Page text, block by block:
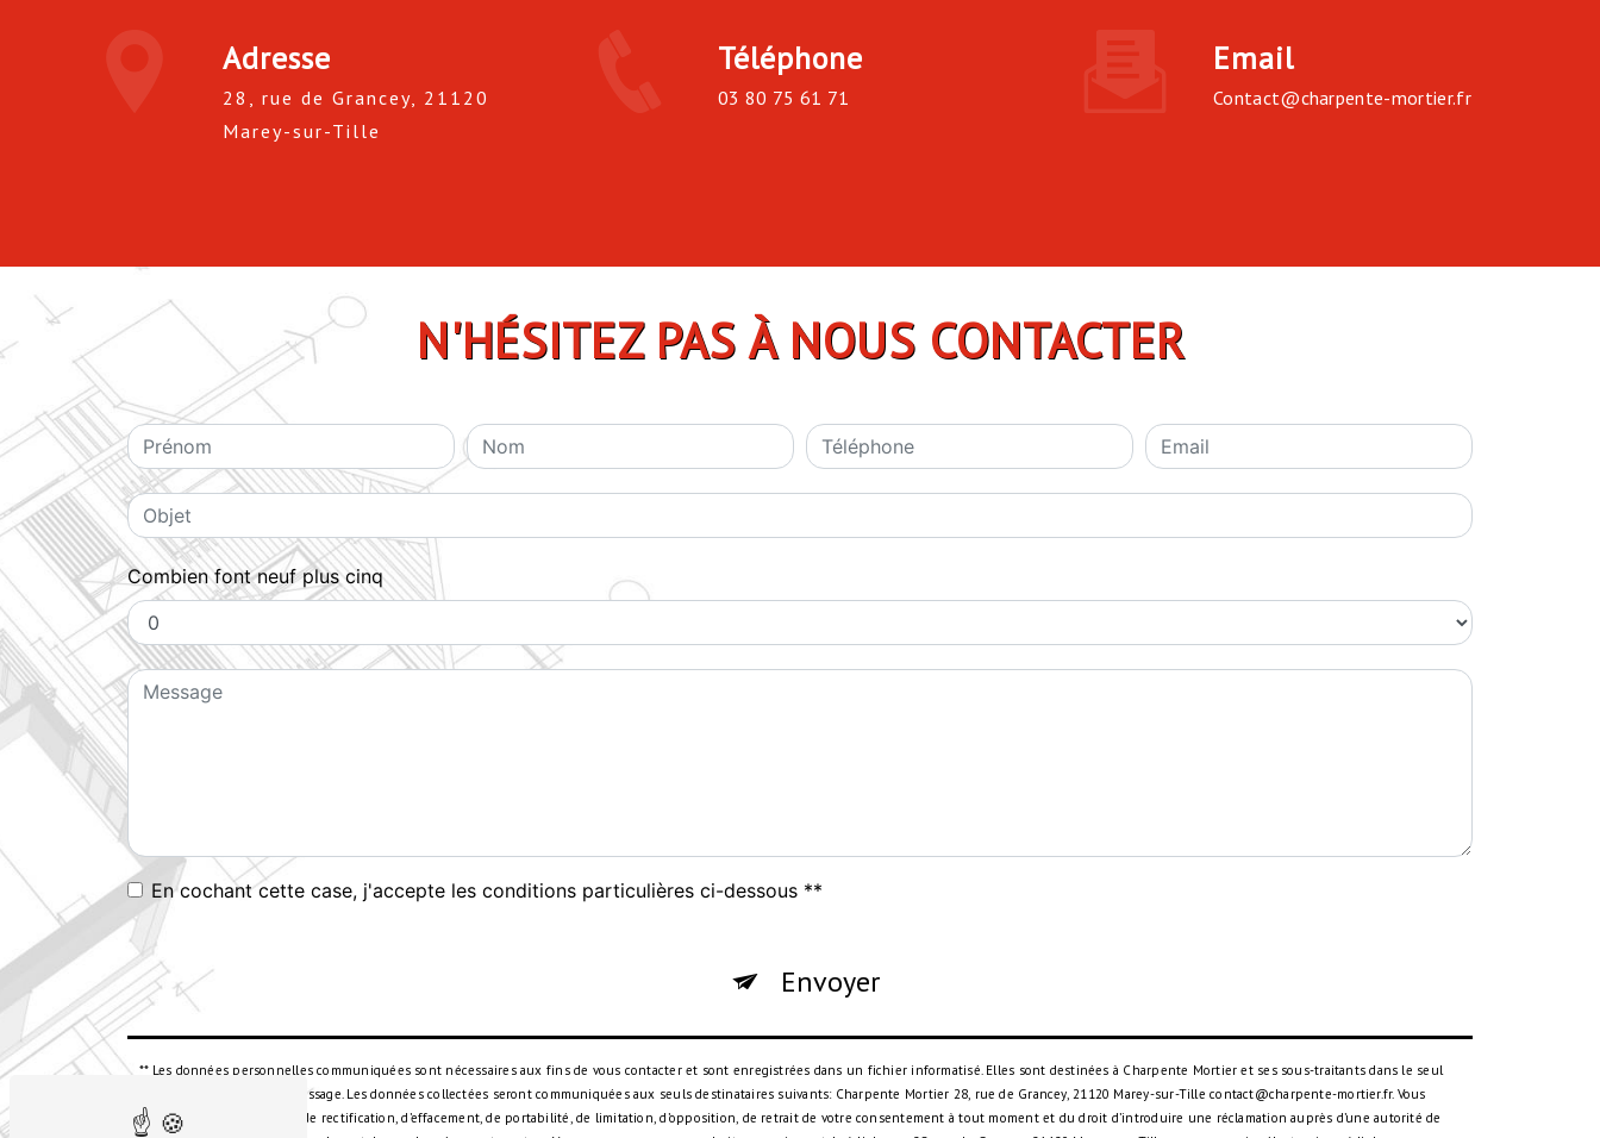
Adresse
28, rue de Grancey, 21120
Marey-sur-Tille
Téléphone
03 80 75 61 71
Email
contact@charpente-mortier.fr
N'HÉSITEZ PAS À NOUS CONTACTER
Combien font neuf plus cinq
En cochant cette case, j'accepte les conditions particulières ci-dessous **
Envoyer
** Les données personnelles communiquées sont nécessaires aux fins de vous contacter et sont enregistrées dans un fichier informatisé. Elles sont destinées à Charpente Mortier et ses sous-traitants dans le seul
but de répondre à votre message. Les données collectées seront communiquées aux seuls destinataires suivants: Charpente Mortier 28, rue de Grancey, 21120 Marey-sur-Tille contact@charpente-mortier.fr. Vous
disposez de droits d’accès, de rectification, d’effacement, de portabilité, de limitation, d’opposition, de retrait de votre consentement à tout moment et du droit d’introduire une réclamation auprès d’une autorité de